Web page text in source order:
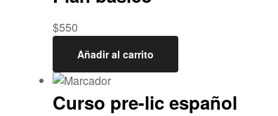
$550
Añadir al carrito
Curso pre-lic español